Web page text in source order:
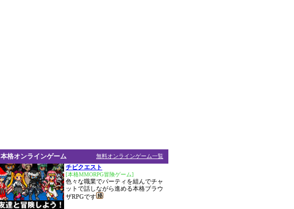
無料オンラインゲーム一覧
本格オンラインゲーム
チビクエスト
[本格MMORPG冒険ゲーム]
色々な職業でパーティを組んでチャ
ットで話しながら進める本格ブラウ
ザRPGです